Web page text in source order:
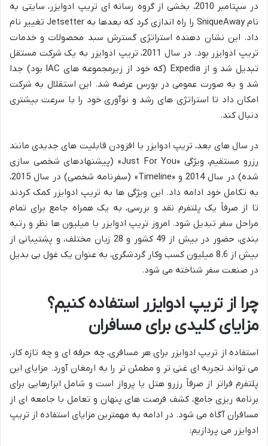
در سپتامبر 2010، بخشی از گروه رسانه ای تریپ ادوایزر، سایتی به
نام SniqueAway را راه اندازی کرد که بعدها به Jetsetter تغییر نام
داد. این نشان دهنده استراتژی گسترش سبد محصولات و خدمات
تریپ ادوایزر بود. در سال 2011، تریپ ادوایزر به یک شرکت مستقل
تبدیل شد و از Expedia (که خود از زیرمجموعه های IAC بود) جدا
شد و به صورت عمومی در بورس عرضه شد. این استقلال به شرکت
امکان داد تا استراتژی های رشد و نوآوری خود را با سرعت بیشتری
دنبال کند.
در سال های بعد، تریپ ادوایزر با افزودن قابلیت های جدیدی مانند
رزرو مستقیم، ویژگی «Just For You» (پیشنهادهای شخصی سازی
شده) در سال 2014 و «Timeline» (سفرنامه شخصی) در سال 2015،
به تکامل خود ادامه داد. این ویژگی ها به تریپ ادوایزر کمک کردند
تا از صرفاً یک پلتفرم نقد و بررسی، به یک همراه جامع برای تمام
مراحل سفر تبدیل شود. امروز تریپ ادوایزر با میلیون ها نظر و رتبه
بندی، حضور در بیش از 49 کشور و 28 زبان مختلف، و پشتیبانی از
بیش از 8.6 میلیون کسب وکار گردشگری، به عنوان یک غول بی بدیل
در صنعت سفر شناخته می شود.
چرا از تریپ ادوایزر استفاده کنیم؟
مزایای کلیدی برای مسافران
استفاده از تریپ ادوایزر برای هر مسافری، چه حرفه ای و چه تازه کار،
می تواند تجربه ای غنی تر و مطمئن تر را به ارمغان آورد. مزایای این
پلتفرم فراتر از صرفاً رزرو هتل یا پرواز است و شامل ابزارهایی برای
برنامه ریزی جامع، کشف فرصت های پنهان و تعامل با جامعه ای از
مسافران آگاه می شود. در ادامه به مهمترین مزایای استفاده از تریپ
ادوایزر می پردازیم: